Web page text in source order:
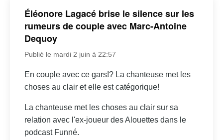
Éléonore Lagacé brise le silence sur les
rumeurs de couple avec Marc-Antoine
Dequoy
Publié le mardi 2 juin à 22:57
En couple avec ce gars!? La chanteuse met les
choses au clair et elle est catégorique!
La chanteuse met les choses au clair sur sa
relation avec l'ex-joueur des Alouettes dans le
podcast Funné.